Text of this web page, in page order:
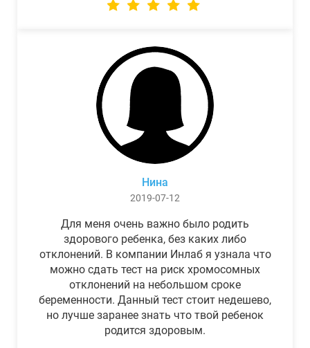
Нина
2019-07-12
Для меня очень важно было родить
здорового ребенка, без каких либо
отклонений. В компании Инлаб я узнала что
можно сдать тест на риск хромосомных
отклонений на небольшом сроке
беременности. Данный тест стоит недешево,
но лучше заранее знать что твой ребенок
родится здоровым.